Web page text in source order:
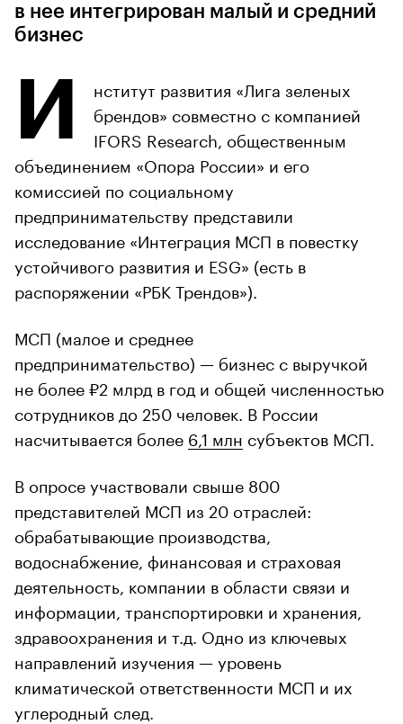
в нее интегрирован малый и средний
бизнес
И
нститут развития «Лига зеленых
брендов» совместно с компанией
IFORS Research, общественным
объединением «Опора России» и его
комиссией по социальному
предпринимательству представили
исследование «Интеграция МСП в повестку
устойчивого развития и ESG» (есть в
распоряжении «РБК Трендов»).
МСП (малое и среднее
предпринимательство) — бизнес с выручкой
не более ₽2 млрд в год и общей численностью
сотрудников до 250 человек. В России
насчитывается более 6,1 млн субъектов МСП.
В опросе участвовали свыше 800
представителей МСП из 20 отраслей:
обрабатывающие производства,
водоснабжение, финансовая и страховая
деятельность, компании в области связи и
информации, транспортировки и хранения,
здравоохранения и т.д. Одно из ключевых
направлений изучения — уровень
климатической ответственности МСП и их
углеродный след.